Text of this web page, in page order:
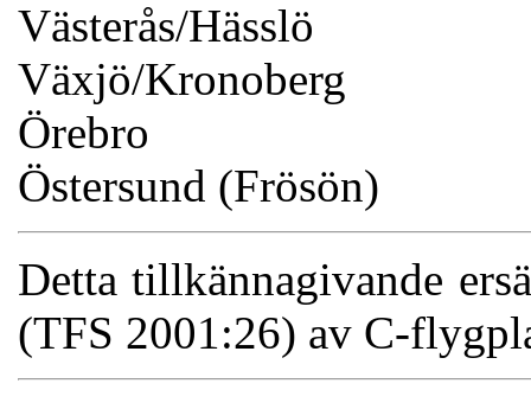
Västerås/Hässlö
Växjö/Kronoberg
Örebro
Östersund (Frösön)
Detta tillkännagivande
(TFS 2001:26) av C-